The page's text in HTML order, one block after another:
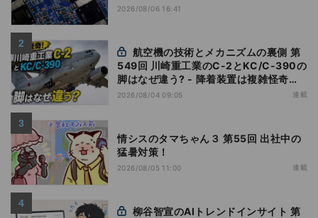
2026/08/06 16:41
549回 川崎重工業のC-2とKC/C-390の
脚はなぜ違う? - 降着装置は複雑怪奇
(5)|軍用輸送機(10)
2026/08/04 09:05 連載
情シスのタマちゃん３ 第55回 出社中の
猛暑対策！
2026/08/05 11:00 連載